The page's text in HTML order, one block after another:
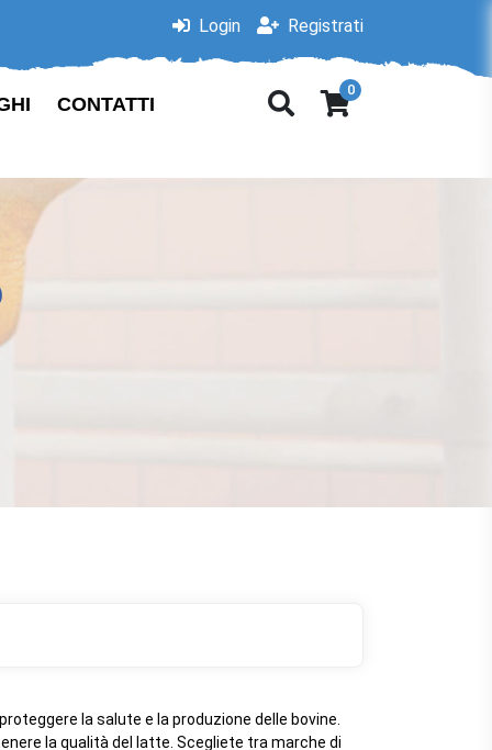
Login Registrati
CONTATTI
0
la salute e la produzione delle bovine.
la qualità del latte. Scegliete tra marche di